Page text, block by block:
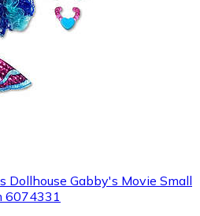
Dollhouse Gabby's Movie Small
6074331